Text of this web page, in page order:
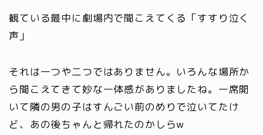
観ている最中に劇場内で聞こえてくる 「すすり泣く
声 」
それは一つや二つではありません。いろんな場所か
ら聞こえてきて妙な一体感がありましたね。 一席開
いて隣の男の子はすんごい前のめりで泣いてたけ
ど、あの後ちゃんと帰れたのかしらw